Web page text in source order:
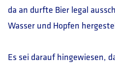
da an durfte Bier legal
Wasser und Hopfen
Es sei darauf hingewiesen,